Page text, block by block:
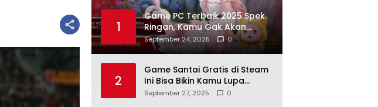
1
Game PC Terbaik 2025 Spek
Ringan, Kamu Gak Akan
Nyangka
September 24, 2025 0
2
Game Santai Gratis di Steam
Ini Bisa Bikin Kamu Lupa
Waktu
September 27, 2025 0